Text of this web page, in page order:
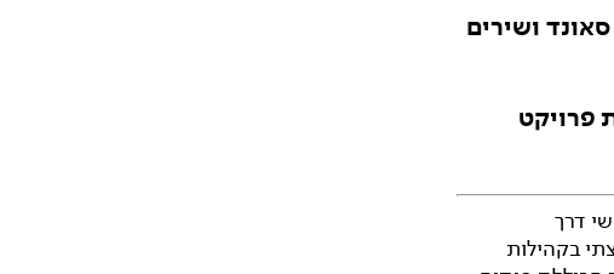
ושירים
פרויקט
דרך
בקהילות